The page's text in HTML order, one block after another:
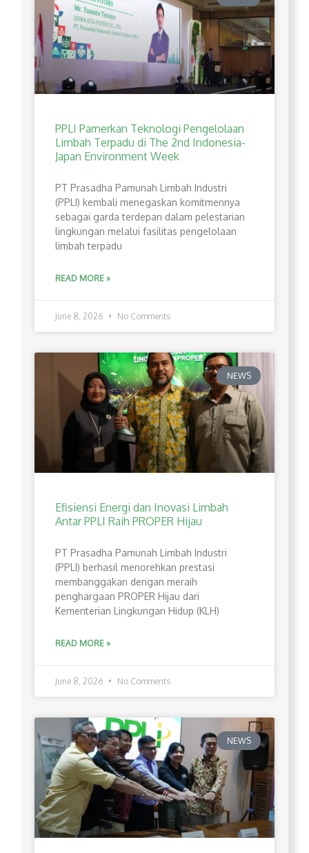
PPLI Pamerkan Teknologi Pengelolaan
Limbah Terpadu di The 2nd Indonesia-
Japan Environment Week
PT Prasadha Pamunah Limbah Industri
(PPLI) kembali menegaskan komitmennya
sebagai garda terdepan dalam pelestarian
lingkungan melalui fasilitas pengelolaan
limbah terpadu
READ MORE »
June 8, 2026 No Comments
NEWS
Efisiensi Energi dan Inovasi Limbah
Antar PPLI Raih PROPER Hijau
PT Prasadha Pamunah Limbah Industri
(PPLI) berhasil menorehkan prestasi
membanggakan dengan meraih
penghargaan PROPER Hijau dari
Kementerian Lingkungan Hidup (KLH)
READ MORE »
June 8, 2026 No Comments
NEWS